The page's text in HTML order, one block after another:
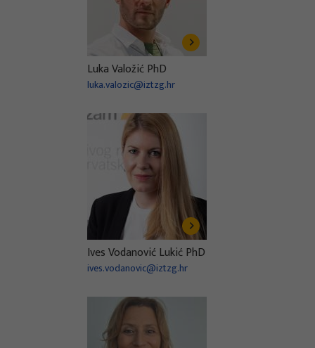
Luka Valožić PhD
luka.valozic@iztzg.hr
Ives Vodanović Lukić PhD
ives.vodanovic@iztzg.hr